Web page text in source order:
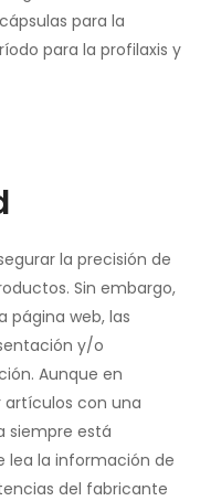
para la
para la profilaxis y
la precisión de
Sin embargo,
página web, las
y/o
Aunque en
artículos con una
siempre está
lea la información de
del fabricante